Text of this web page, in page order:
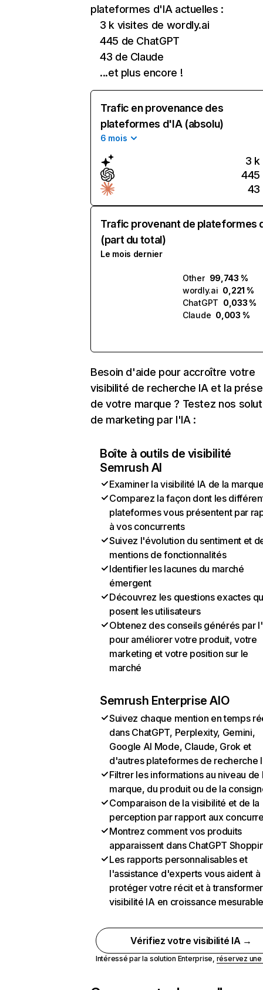
plateformes d'IA actuelles :
3 k visites de wordly.ai
445 de ChatGPT
43 de Claude
...et plus encore !
Trafic en provenance des
plateformes d'IA (absolu)
6 mois
3 k
445
43
Trafic provenant de plateformes
(part du total)
Le mois dernier
Other 99,743 %
wordly.ai 0,221 %
ChatGPT 0,033 %
Claude 0,003 %
Besoin d'aide pour accroître votre
visibilité de recherche IA et la
de votre marque ? Testez nos
de marketing par l'IA :
Boîte à outils de visibilité
Semrush AI
Examiner la visibilité IA de la
Comparez la façon dont les
plateformes vous présentent par
à vos concurrents
Suivez l'évolution du sentiment et
mentions de fonctionnalités
Identifier les lacunes du marché
émergent
Découvrez les questions exactes
posent les utilisateurs
Obtenez des conseils générés par
pour améliorer votre produit, votre
marketing et votre position sur le
marché
Semrush Enterprise AIO
Suivez chaque mention en temps
dans ChatGPT, Perplexity, Gemini,
Google AI Mode, Claude, Grok et
d'autres plateformes de recherche
Filtrer les informations au niveau de
marque, du produit ou de la
Comparaison de la visibilité et de la
perception par rapport aux
Montrez comment vos produits
apparaissent dans ChatGPT
Les rapports personnalisables et
l'assistance d'experts vous aident à
protéger votre récit et à
visibilité IA en croissance
Vérifiez votre visibilité IA →
Intéressé par la solution Enterprise, réservez